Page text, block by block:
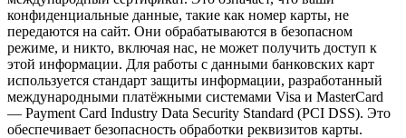
конфиденциальные данные, такие как номер карты, не
передаются на сайт. Они обрабатываются в безопасном
режиме, и никто, включая нас, не может получить доступ к
этой информации. Для работы с данными банковских карт
используется стандарт защиты информации, разработанный
международными платёжными системами Visa и MasterCard
— Payment Card Industry Data Security Standard (PCI DSS). Это
обеспечивает безопасность обработки реквизитов карты.